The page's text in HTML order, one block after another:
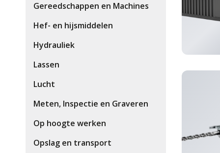
Gereedschappen en Machines
Hef- en hijsmiddelen
Hydrauliek
Lassen
Lucht
Meten, Inspectie en Graveren
Op hoogte werken
Opslag en transport